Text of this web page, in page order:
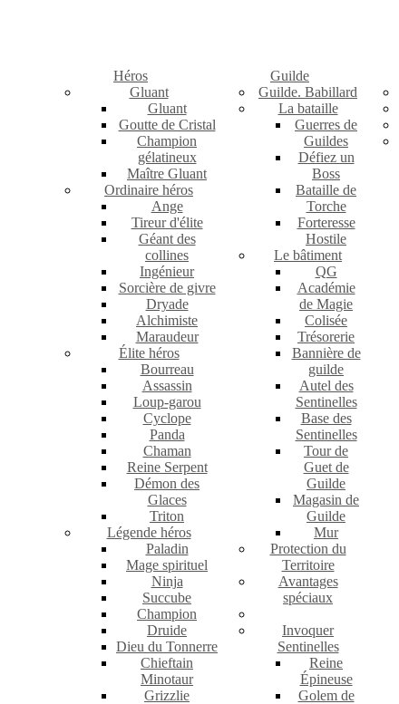
Héros
Gluant
Gluant
Goutte de Cristal
Champion
gélatineux
Maître Gluant
Ordinaire héros
Ange
Tireur d'élite
Géant des
collines
Ingénieur
Sorcière de givre
Dryade
Alchimiste
Maraudeur
Élite héros
Bourreau
Assassin
Loup-garou
Cyclope
Panda
Chaman
Reine Serpent
Démon des
Glaces
Triton
Légende héros
Paladin
Mage spirituel
Ninja
Succube
Champion
Druide
Dieu du Tonnerre
Chieftain
Minotaur
Grizzlie
Guilde
Guilde. Babillard
La bataille
Guerres de
Guildes
Défiez un
Boss
Bataille de
Torche
Forteresse
Hostile
Le bâtiment
QG
Académie
de Magie
Colisée
Trésorerie
Bannière de
guilde
Autel des
Sentinelles
Base des
Sentinelles
Tour de
Guet de
Guilde
Magasin de
Guilde
Mur
Protection du
Territoire
Avantages
spéciaux
Invoquer
Sentinelles
Reine
Épineuse
Golem de